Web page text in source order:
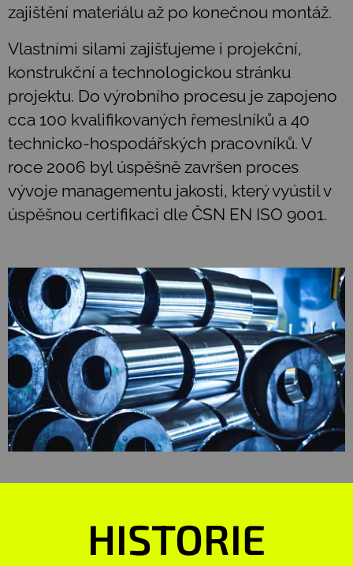
zajištění materiálu až po konečnou montáž.
Vlastními silami zajišťujeme i projekční,
konstrukční a technologickou stránku
projektu. Do výrobního procesu je zapojeno
cca 100 kvalifikovaných řemeslníků a 40
technicko-hospodářských pracovníků. V
roce 2006 byl úspěšně završen proces
vývoje managementu jakosti, který vyústil v
úspěšnou certifikaci dle ČSN EN ISO 9001.
HISTORIE